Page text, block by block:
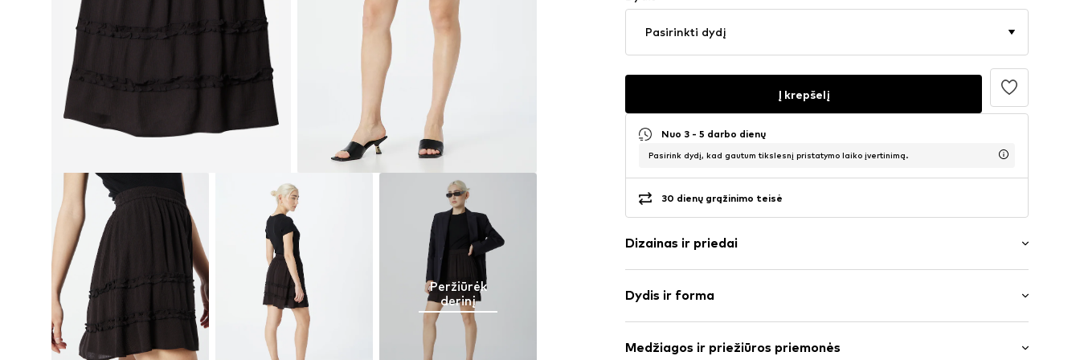
Peržiūrėk
derinį
Pasirinkti dydį
Į krepšelį
Nuo 3 - 5 darbo dienų
Pasirink dydį, kad gautum tikslesnį pristatymo laiko įvertinimą.
30 dienų grąžinimo teisė
Dizainas ir priedai
viskozė
A formos sijonas
Klostės
Dydis ir forma
Pritaikomumas: Įprastas prigludimas
Medžiagos ir priežiūros priemonės